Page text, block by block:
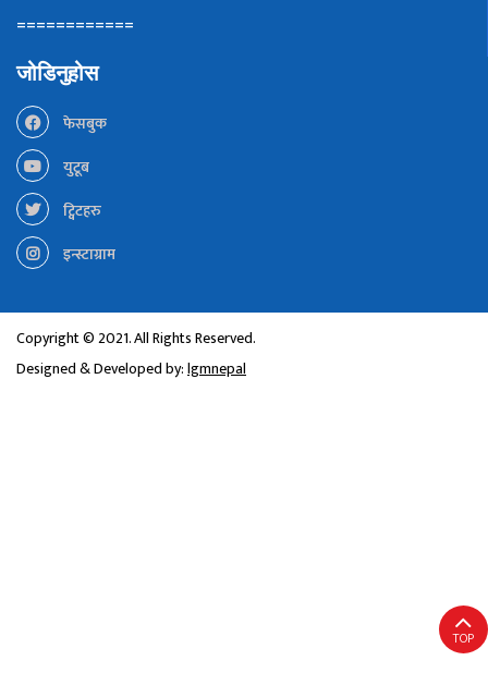
============
जोडिनुहोस
फेसबुक
युटूब
ट्विटहरु
इन्स्टाग्राम
Copyright © 2021. All Rights Reserved.
Designed & Developed by:lgmnepal
TOP